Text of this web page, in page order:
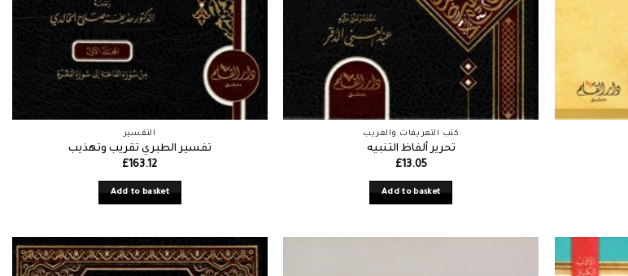
التفسير
تفسير الطبري تقريب وتهذيب
£163.12
Add to basket
كتب التعريفات والغريب
تحرير ألفاظ التنبيه
£13.05
Add to basket